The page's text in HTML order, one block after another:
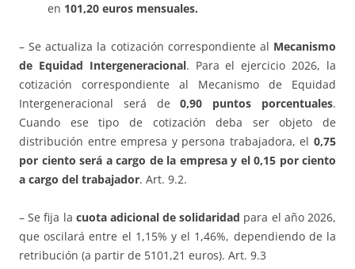
en 101,20 euros mensuales.
– Se actualiza la cotización correspondiente al Mecanismo
de Equidad Intergeneracional. Para el ejercicio 2026, la
cotización correspondiente al Mecanismo de Equidad
Intergeneracional será de0,90 puntos porcentuales.
Cuando ese tipo de cotización deba ser objeto de
distribución entre empresa y persona trabajadora, el 0,75
por ciento será a cargo de la empresa y el 0,15 por ciento
a cargo del trabajador. Art. 9.2.
– Se fija la cuota adicional de solidaridad para el año 2026,
que oscilará entre el 1,15% y el 1,46%, dependiendo de la
retribución (a partir de 5101,21 euros). Art. 9.3